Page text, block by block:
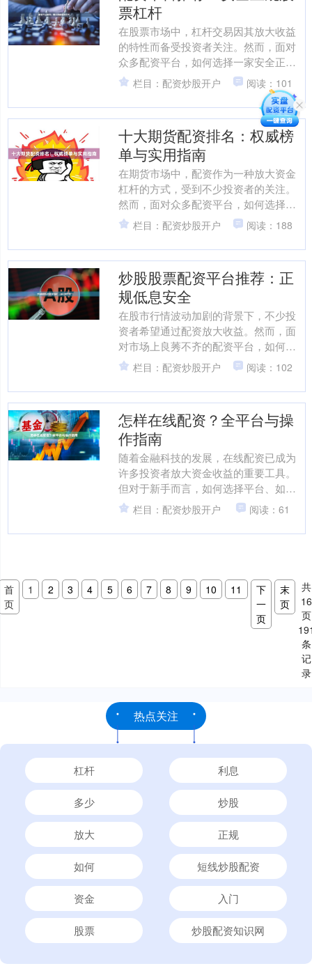
票杠杆
在股票市场中，杠杆交易因其放大收益
的特性而备受投资者关注。然而，面对
众多配资平台，如何选择一家安全正规
的机构，成为投资者最关心的问题。本
文将为您推荐几家经过市场....
栏目：配资炒股开户 阅读：101
十大期货配资排名：权威榜
单与实用指南
在期货市场中，配资作为一种放大资金
杠杆的方式，受到不少投资者的关注。
然而，面对众多配资平台，如何选择一
家安全、合规、服务优质的平台，成为
投资者面临的首要问题。本....
栏目：配资炒股开户 阅读：188
炒股股票配资平台推荐：正
规低息安全
在股市行情波动加剧的背景下，不少投
资者希望通过配资放大收益。然而，面
对市场上良莠不齐的配资平台，如何找
到**正规、低息、安全**的渠道成为关
键。本文将结合行业现....
栏目：配资炒股开户 阅读：102
怎样在线配资？全平台与操
作指南
随着金融科技的发展，在线配资已成为
许多投资者放大资金收益的重要工具。
但对于新手而言，如何选择平台、如何
操作、如何规避风险仍是核心难题。本
文将为你提供一份从入门到....
栏目：配资炒股开户 阅读：61
首
页
1 2 3 4 5 6 7 8 9 10 11
下
一
页
末
页
共
16
页
条
记
录
热点关注
杠杆 利息
多少 炒股
放大 正规
如何 短线炒股配资
资金 入门
股票 炒股配资知识网